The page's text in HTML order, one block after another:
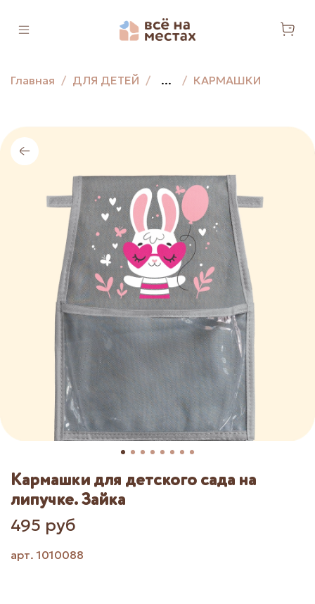
Главная ДЛЯ ДЕТЕЙ ... КАРМАШКИ
арт.1010088
Кармашки для детского сада на
липучке. Зайка
495 руб